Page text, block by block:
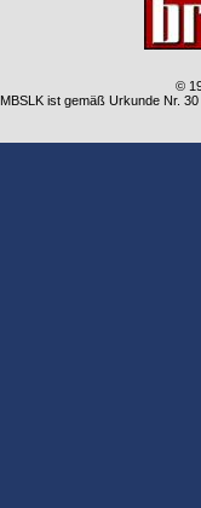
©
MBSLK ist gemäß Urkunde Nr.